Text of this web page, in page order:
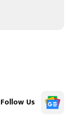
Follow Us